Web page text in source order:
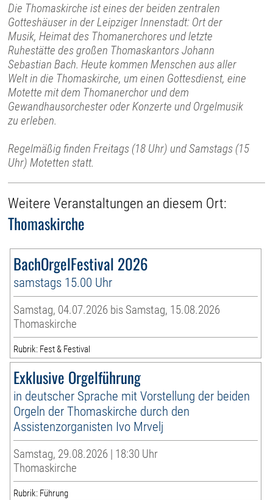
Die Thomaskirche ist eines der beiden zentralen
Gotteshäuser in der Leipziger Innenstadt: Ort der
Musik, Heimat des Thomanerchores und letzte
Ruhestätte des großen Thomaskantors Johann
Sebastian Bach. Heute kommen Menschen aus aller
Welt in die Thomaskirche, um einen Gottesdienst, eine
Motette mit dem Thomanerchor und dem
Gewandhausorchester oder Konzerte und Orgelmusik
zu erleben.
Regelmäßig finden Freitags (18 Uhr) und Samstags (15
Uhr) Motetten statt.
Weitere Veranstaltungen an diesem Ort:
Thomaskirche
BachOrgelFestival 2026
samstags 15.00 Uhr
Samstag, 04.07.2026 bis Samstag, 15.08.2026
Thomaskirche
Rubrik: Fest & Festival
Exklusive Orgelführung
in deutscher Sprache mit Vorstellung der beiden
Orgeln der Thomaskirche durch den
Assistenzorganisten Ivo Mrvelj
Samstag, 29.08.2026 | 18:30 Uhr
Thomaskirche
Rubrik: Führung